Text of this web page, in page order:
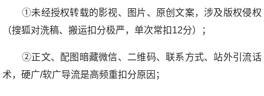
①未经授权转载的影视、图片、原创文案，涉及版权侵权
（搜狐对洗稿、搬运扣分极严，单次常扣12分）；
②正文、配图暗藏微信、二维码、联系方式、站外引流话
术，硬广/软广导流是高频重扣分原因；